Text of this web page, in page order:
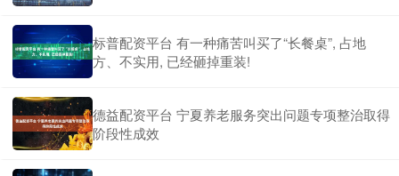
标普配资平台 有一种痛苦叫买了“长餐桌”, 占地
方、不实用, 已经砸掉重装!
德益配资平台 宁夏养老服务突出问题专项整治取得
阶段性成效